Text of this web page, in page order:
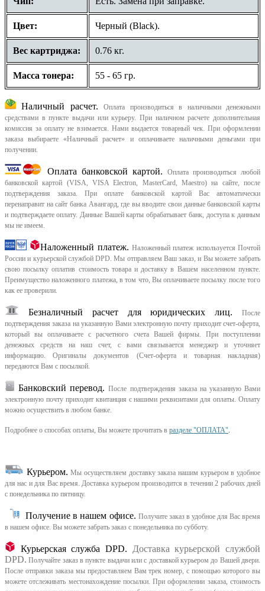
Цвет: Черный (Black).
Вес картриджа: 0.76 кг.
Масса тонера: 55 - 65 гр.
Наличный расчет.
Оплата производиться в наличными денежными
средствами в пункте выдачи или курьеру. При наличном расчете дополнительная
комиссия за оплату не взимается. Нами выдается товарный чек. При оформлении
заказа выбираете «Наличный расчет» и оплачиваете наличными деньгами при
получении.
Оплата банковской картой.
Оплата производиться любой
банковской картой (VISA, VISA Electron, MasterCard, Maestro) на сайте, после
подтверждения заказа. При оплате банковской картой Вас автоматически
перенаправит на сайт банка Авангард, где вы вводите свои данные банковской карты
и подтверждаете оплату. Данные Вашей карты обрабатывает банк, доступа к данным
мы не имеем.
Наложенный платеж. Наложенный платеж используется Почтой
России и курьерской службой DPD. Мы отправляем Ваш заказ, и Вы можете забрать
свою посылку оплатив стоимость товара и доставку в Вашем населенном пункте.
Преимущество наложенного платежа, в том что, Вы оплачиваете посылку после того
как ее проверили.
Безналичный расчет для юридических лиц.
После
подтверждения заказа на указанную Вами электронную почту приходит счет-оферта,
который вы оплачиваете с расчетного счета Вашей фирмы. При поступлении
денежных средств на наш счет, с вами связывается менеджер и уточняет
информацию. Оригиналы документов (Счет-оферта и товарная накладная)
передаются Вам с посылкой.
Банковский перевод. После подтверждения заказа на указанную Вами
электронную почту приходит квитанция с нашими реквизитами для оплаты. Оплату
можно осуществить в любом банке.
Подробнее о способах оплаты, Вы можете прочитать в разделе "ОПЛАТА".
Курьером. Мы осуществляем доставку заказа нашим курьером в удобное
для нас и для Вас время.Доставка курьером производится в течении 2 рабочих дней
с понедельника по пятницу.
Получение в нашем офисе. Получите заказ в удобное для Вас время
в нашем офисе. Вы можете забрать заказ с понедельника по субботу.
Курьерская служба DPD.
Доставка курьерской службой
DPD. Получайте заказ в пункте выдачи или с доставкой курьером до Вашей двери.
После отправки заказа мы предоставляем Вам трек номер, с помощью которого вы
можете отслеживать местонахождение посылки. При оформлении заказа, стоимость